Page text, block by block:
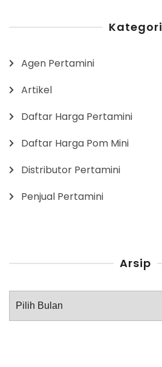
Kategori
Agen Pertamini
Artikel
Daftar Harga Pertamini
Daftar Harga Pom Mini
Distributor Pertamini
Penjual Pertamini
Arsip
Arsip